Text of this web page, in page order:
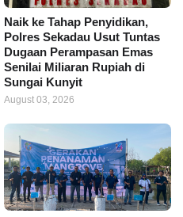
Naik ke Tahap Penyidikan,
Polres Sekadau Usut Tuntas
Dugaan Perampasan Emas
Senilai Miliaran Rupiah di
Sungai Kunyit
August 03, 2026